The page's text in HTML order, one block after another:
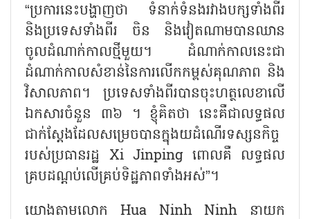
“ប្រការនេះបង្ហាញថា ទំនាក់ទំនងរវាងបក្សទាំងពីរ
និងប្រទេសទាំងពីរ ចិន និងវៀតណាមបានឈាន
ចូលដំណាក់កាលថ្មីមួយ។ ដំណាក់កាលនេះជា
ដំណាក់កាលសំខាន់នៃការលើកកម្ពស់គុណភាព និង
វិសាលភាព។ ប្រទេសទាំងពីរបានចុះហត្ថលេខាលើ
ឯកសារចំនួន ៣៦ ។ ខ្ញុំគិតថា នេះគឺជាលទ្ធផល
ជាក់ស្តែងដែលសម្រេចបានក្នុងយដំណើរទស្សនកិច្ច
របស់ប្រធានរដ្ឋ Xi Jinping ពោលគឺ លទ្ធផល
គ្របដណ្តប់លើគ្រប់ទិដ្ឋភាពទាំងអស់”។
យោងតាមលោក Hua Ninh Ninh នាយក